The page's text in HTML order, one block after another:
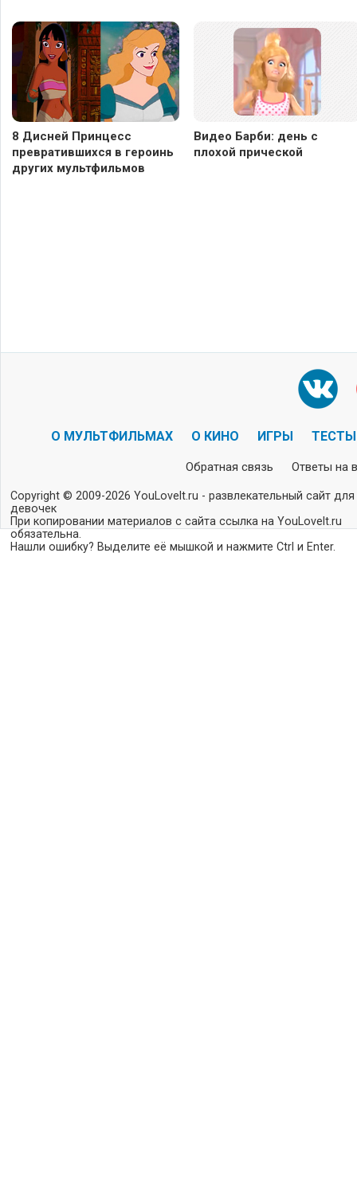
8 Дисней Принцесс
превратившихся в героинь
других мультфильмов
Видео Барби: день с
плохой прической
О МУЛЬТФИЛЬМАХ О КИНО ИГРЫ ТЕСТЫ
Обратная связь Ответы на
Copyright © 2009-2026 YouLoveIt.ru - развлекательный сайт для
девочек
При копировании материалов с сайта ссылка на YouLoveIt.ru
обязательна.
Нашли ошибку? Выделите её мышкой и нажмите Ctrl и Enter.